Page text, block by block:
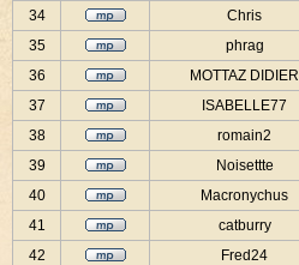
34
Chris
35
phrag
36
MOTTAZ DIDIER
37
ISABELLE77
38
romain2
39
Noisettte
40
Macronychus
41
catburry
42
Fred24